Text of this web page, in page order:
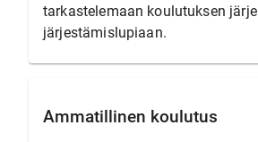
tarkastelemaan koulutuksen
järjestämislupiaan.
Ammatillinen koulutus